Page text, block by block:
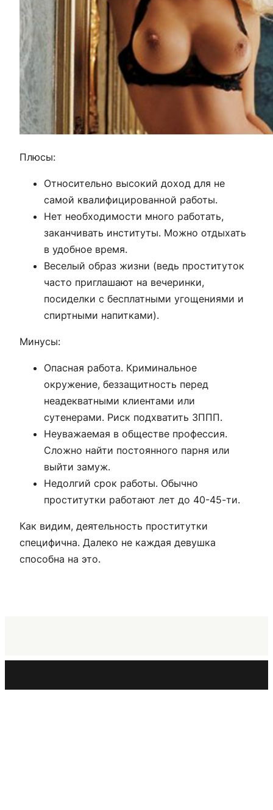
Плюсы:
Относительно высокий доход для не
самой квалифицированной работы.
Нет необходимости много работать,
заканчивать институты. Можно отдыхать
в удобное время.
Веселый образ жизни (ведь проституток
часто приглашают на вечеринки,
посиделки с бесплатными угощениями и
спиртными напитками).
Минусы:
Опасная работа. Криминальное
окружение, беззащитность перед
неадекватными клиентами или
сутенерами. Риск подхватить ЗППП.
Неуважаемая в обществе профессия.
Сложно найти постоянного парня или
выйти замуж.
Недолгий срок работы. Обычно
проститутки работают лет до 40-45-ти.
Как видим, деятельность проститутки
специфична. Далеко не каждая девушка
способна на это.